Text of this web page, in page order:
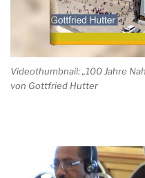
Videothumbnail: „100 Jahre
von Gottfried Hutter